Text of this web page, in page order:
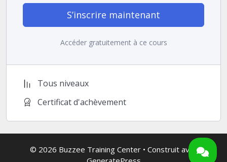
S’inscrire maintenant
Accéder gratuitement à ce cours
Tous niveaux
Certificat d'achèvement
© 2026 Buzzee Training Center• Construit avec